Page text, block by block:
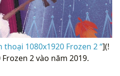
1080x1920 Frozen 2 “](!
2 vào năm 2019.